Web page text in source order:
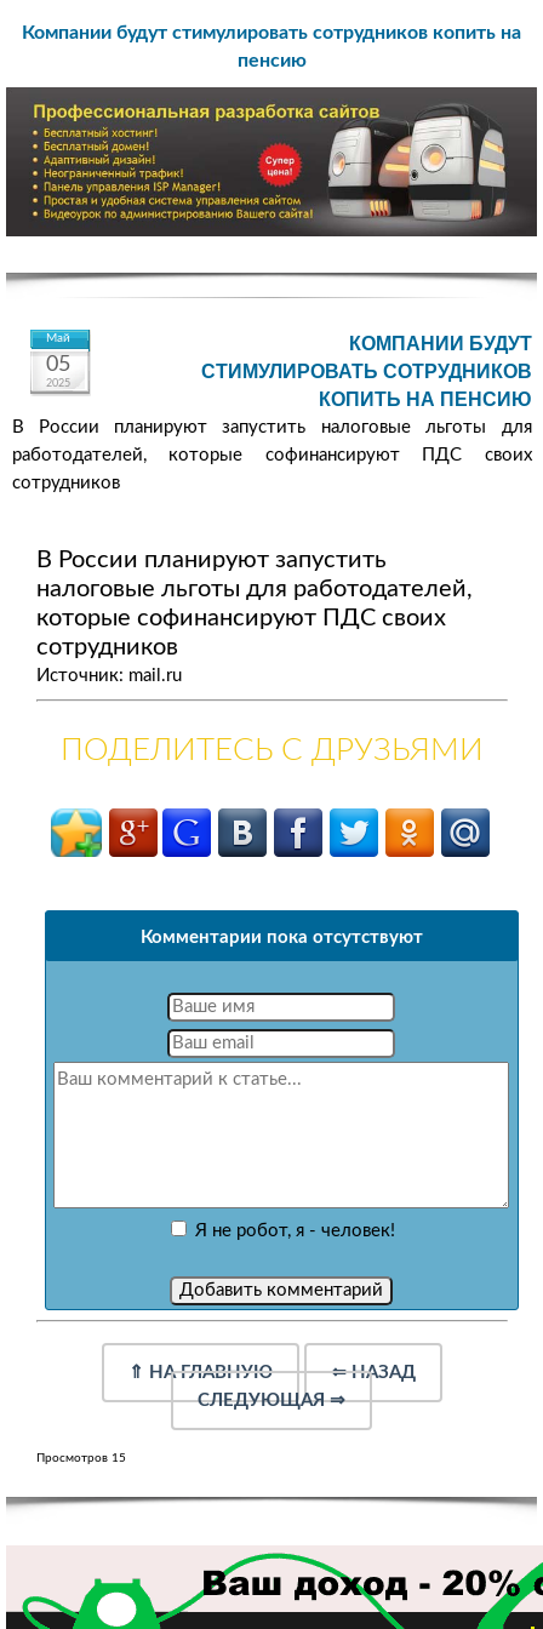
Компании будут стимулировать сотрудников копить на
пенсию
Май
05
2025
КОМПАНИИ БУДУТ
СТИМУЛИРОВАТЬ СОТРУДНИКОВ
КОПИТЬ НА ПЕНСИЮ
В России планируют запустить налоговые льготы для
работодателей, которые софинансируют ПДС своих
сотрудников
В России планируют запустить
налоговые льготы для работодателей,
которые софинансируют ПДС своих
сотрудников
Источник: mail.ru
ПОДЕЛИТЕСЬ С ДРУЗЬЯМИ
Комментарии пока отсутствуют
Я не робот, я - человек!
⇑ НА ГЛАВНУЮ ⇐НАЗАД
СЛЕДУЮЩАЯ⇒
Просмотров 15